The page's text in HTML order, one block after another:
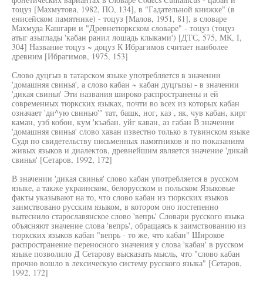
тоцуз [Махмутова, 1982, ПО, 134], в "Гадательной книжке" (в
енисейском памятнике) - тоцуз [Малов, 1951, 81], в словаре
Махмуда Кашгари и "Древнетюркском словаре" - тоцуз (тоцуз
атыг азыглады 'кабан ранил лошадь клыками') [ДТС, 575, МК, I,
304] Название тоцуз ~ доцуз К Ибрагимов считает наиболее
древним [Ибрагимов, 1975, 153]
Слово дуцгыз в татарском языке употребляется в значении
'домашняя свинья', а слово кабан ~ кабан дуцгызы - в значении
'дикая свинья' Эти названия широко распространены и ей
современных тюркских языках, почти во всех из которых кабан
означает 'ди^ую свинью'" тат, башк, ног, каз , як, чув кабан, кирг
каман, узб кобон, кум 'къабан, уйг каван, аз габан В значении
'домашняя свинья' слово хаван известно только в тувинском языке
Судя по свидетельству письменных памятников и по показаниям
живых языков и диалектов, древнейшим является значение 'дикай
свинья' [Сетаров, 1992, 172]
В значении 'дикая свинья' слово кабан употребляется в русском
языке, а также украинском, белорусском и польском Языковые
факты указывают на то, что слово кабан из тюркских языков
заимствовано русским языком, в котором оно постепенно
вытеснило старославянское слово 'вепрь' Словари русского языка
объясняют значение слова 'вепрь', обращаясь к заимствованию из
тюркских языков кабан "вепрь - то же, что кабан" Широкое
распространение переносного значения у слова 'кабан' в русском
языке позволило Д Сетарову высказать мысль, что "слово кабан
прочно вошло в лексическую систему русского языка" [Сетаров,
1992, 172]